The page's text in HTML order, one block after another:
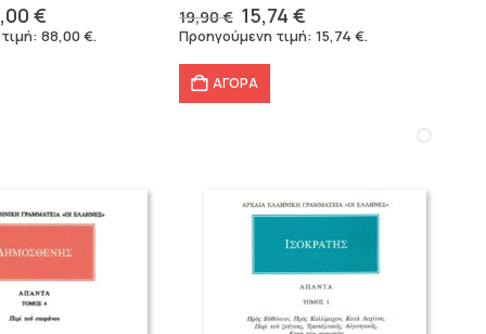
€.
€
τρέχουσα
88,00€.
19,90€ Original
price
19,90 €.
15,74€
τρέχουσα
Προηγούμενη τιμή:15,74€.
ΑΓΟΡΑ